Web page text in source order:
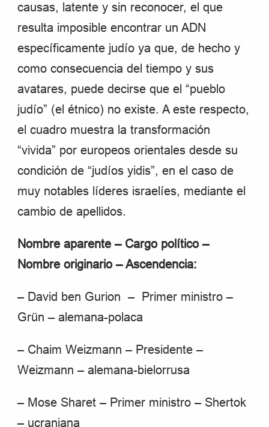
causas, latente y sin reconocer, el que
resulta imposible encontrar un ADN
específicamente judío ya que, de hecho y
como consecuencia del tiempo y sus
avatares, puede decirse que el “pueblo
judío” (el étnico) no existe. A este respecto,
el cuadro muestra la transformación
“vivida” por europeos orientales desde su
condición de “judíos yidis”, en el caso de
muy notables líderes israelíes, mediante el
cambio de apellidos.
Nombre aparente – Cargo político –
Nombre originario – Ascendencia:
– David ben Gurion – Primer ministro –
Grün – alemana-polaca
– Chaim Weizmann – Presidente –
Weizmann – alemana-bielorrusa
– Mose Sharet – Primer ministro – Shertok
– ucraniana